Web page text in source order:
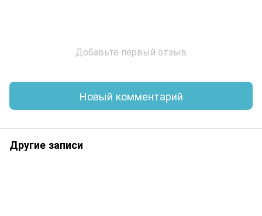
Добавьте первый отзыв
Новый комментарий
Другие записи